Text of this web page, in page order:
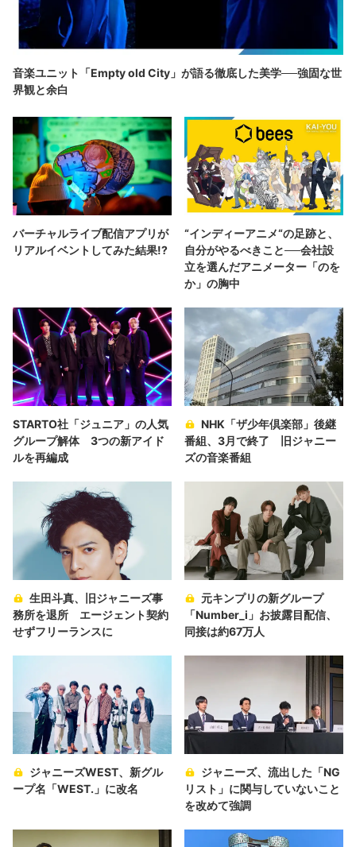
音楽ユニット「Empty old City」が語る徹底した美学──強固な世
界観と余白
バーチャルライブ配信アプリが
リアルイベントしてみた結果!?
“インディーアニメ“の足跡と、
自分がやるべきこと──会社設
立を選んだアニメーター「のを
か」の胸中
STARTO社「ジュニア」の人気
グループ解体 3つの新アイド
ルを再編成
NHK「ザ少年倶楽部」後継
番組、3月で終了 旧ジャニー
ズの音楽番組
生田斗真、旧ジャニーズ事
務所を退所 エージェント契約
せずフリーランスに
元キンプリの新グループ
「Number_i」お披露目配信、
同接は約67万人
ジャニーズWEST、新グル
ープ名「WEST.」に改名
ジャニーズ、流出した「NG
リスト」に関与していないこと
を改めて強調